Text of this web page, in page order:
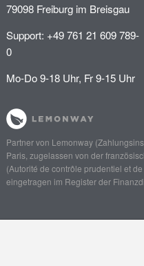
79098 Freiburg im Breisgau
Support: +49 761 21 609 789-
0
Mo-Do 9-18 Uhr, Fr 9-15 Uhr
Partner von Lemonway
Paris, zugelassen von der
(Autorité de contrôle prudentiel et
eingetragen im Register der